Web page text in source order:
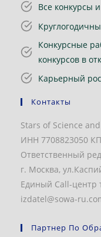
Все конкурсы
Конкурсные
конкурсов в
Карьерный
Контакты
Stars of Science
ИНН 7708823050
Ответственный
г. Москва,
Единый Call-центр
izdatel@sowa-
Партнер По